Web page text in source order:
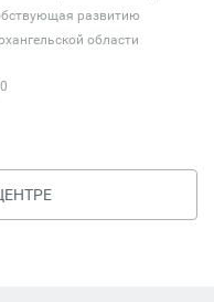
развитию
области